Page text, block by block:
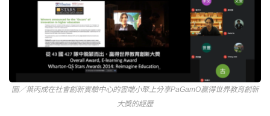
圖／葉丙成在社會創新實驗中心的雲端小聚上分享PaGamO贏得世界教育創新
大獎的經歷